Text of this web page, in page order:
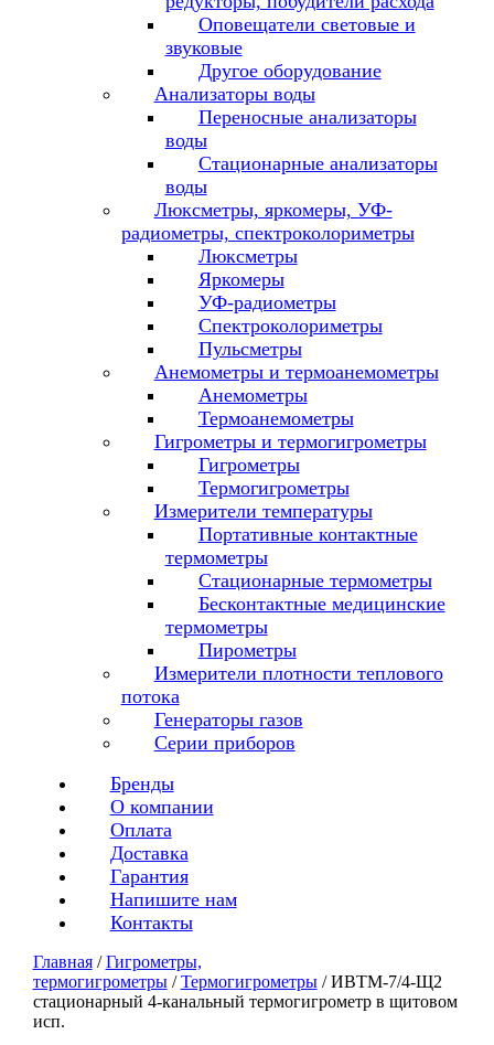
Оповещатели световые и
звуковые
Другое оборудование
Анализаторы воды
Переносные анализаторы
воды
Стационарные анализаторы
воды
Люксметры, яркомеры, УФ-
радиометры, спектроколориметры
Люксметры
Яркомеры
УФ-радиометры
Спектроколориметры
Пульсметры
Анемометры и термоанемометры
Анемометры
Термоанемометры
Гигрометры и термогигрометры
Гигрометры
Термогигрометры
Измерители температуры
Портативные контактные
термометры
Стационарные термометры
Бесконтактные медицинские
термометры
Пирометры
Измерители плотности теплового
потока
Генераторы газов
Серии приборов
Бренды
О компании
Оплата
Доставка
Гарантия
Напишите нам
Контакты
Главная/Гигрометры,
термогигрометры/Термогигрометры/ ИВТМ-7/4-Щ2
стационарный 4-канальный термогигрометр в щитовом
исп.